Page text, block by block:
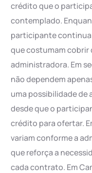
crédito que o
contemplado.
participante
que costumam cobrir
administradora. Em
não dependem
uma possibilidade
desde que o
crédito para ofertar.
variam conforme a
que reforça a
cada contrato. Em